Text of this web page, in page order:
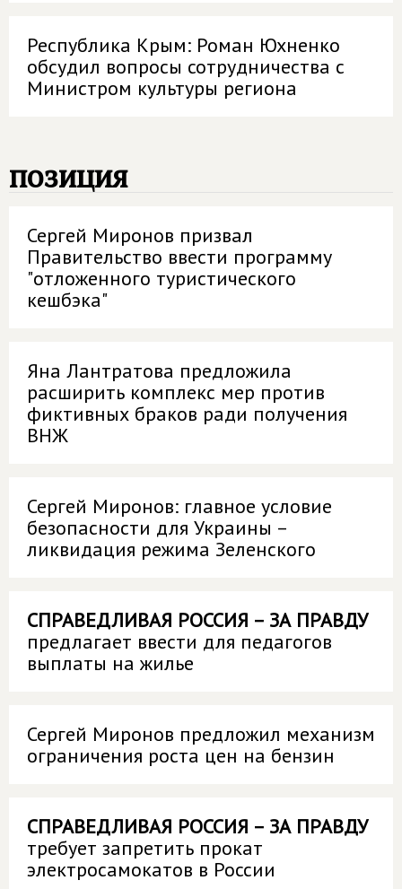
Республика Крым: Роман Юхненко
обсудил вопросы сотрудничества с
Министром культуры региона
позиция
Сергей Миронов призвал
Правительство ввести программу
"отложенного туристического
кешбэка"
Яна Лантратова предложила
расширить комплекс мер против
фиктивных браков ради получения
ВНЖ
Сергей Миронов: главное условие
безопасности для Украины –
ликвидация режима Зеленского
СПРАВЕДЛИВАЯ РОССИЯ – ЗА ПРАВДУ
предлагает ввести для педагогов
выплаты на жилье
Сергей Миронов предложил механизм
ограничения роста цен на бензин
СПРАВЕДЛИВАЯ РОССИЯ – ЗА ПРАВДУ
требует запретить прокат
электросамокатов в России